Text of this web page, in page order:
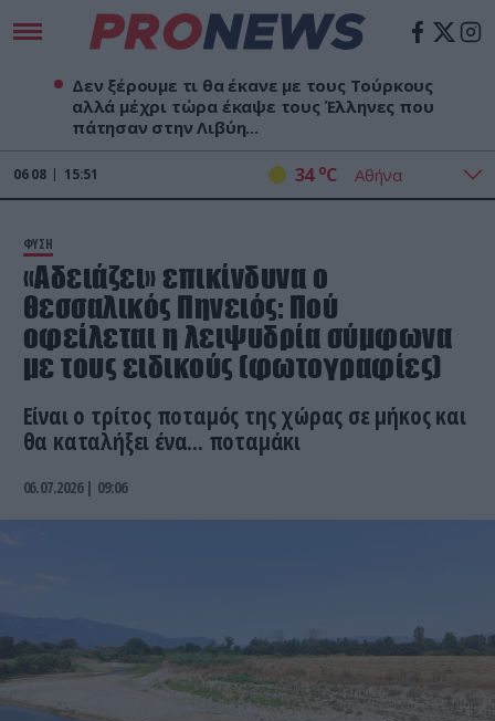
Δεν ξέρουμε τι θα έκανε με τους Τούρκους
αλλά μέχρι τώρα έκαψε τους Έλληνες που
πάτησαν στην Λιβύη...
06 08 15:51 34 oC
ΦΥΣΗ
«Αδειάζει» επικίνδυνα ο
θεσσαλικός Πηνειός: Πού
οφείλεται η λειψυδρία σύμφωνα
με τους ειδικούς (φωτογραφίες)
Είναι ο τρίτος ποταμός της χώρας σε μήκος και
θα καταλήξει ένα... ποταμάκι
06.07.2026 | 09:06